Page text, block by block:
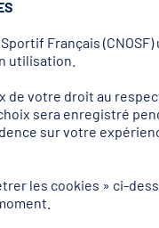
de la gravure de
la calligraphie
inscrits au programme
et la richesse de la
souligne également la
Français
utilisation.
de votre droit au
sera enregistré
sur votre
les cookies » ci-